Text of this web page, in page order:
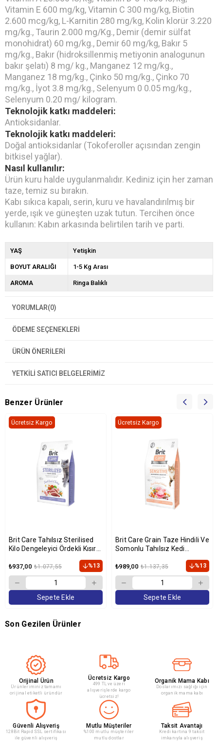
Vitamin E 600 mg/kg, Vitamin C 300 mg/kg, Biotin
2.600 mcg/kg, L-Karnitin 280 mg/kg, Kolin klorür 3.220
mg/kg., Taurin 2.000 mg/Kg., Demir (demir sülfat
monohidrat) 60 mg/kg., Demir 60 mg/kg, Bakır 5
mg/kg., Bakır (hidroksillenmiş metiyonin analogunun
bakır şelatı) 8 mg/ kg., Manganez 12 mg/kg.,
Manganez 18 mg/kg., Çinko 50 mg/kg., Çinko 70
mg/kg., İyot 3.8 mg/kg., Selenyum 0 0.05 mg/kg.,
Selenyum 0.20 mg/ kilogram.
Teknolojik katkı maddeleri:
Antioksidanlar.
Teknolojik katkı maddeleri:
Doğal antioksidanlar (Tokoferoller açısından zengin
bitkisel yağlar).
Nasıl kullanılır:
Ürün kuru halde uygulanmalıdır. Kediniz için her zaman
taze, temiz su bırakın.
Kabı sıkıca kapalı, serin, kuru ve havalandırılmış bir
yerde, ışık ve güneşten uzak tutun. Tercihen önce
kullanın: Kabın arkasında belirtilen tarih ve parti.
YAŞ Yetişkin
BOYUT ARALIĞI 1-5 Kg Arası
AROMA Ringa Balıklı
YORUMLAR(0)
ÖDEME SEÇENEKLERI
ÜRÜN ÖNERILERI
YETKİLİ SATICI BELGELERİMİZ
Benzer Ürünler
Brit Care Tahılsız Sterilised
Kilo Dengeleyici Ördekli Kısır
₺937,00 ₺1.077,55 %13
Ücretsiz Kargo
Sepete Ekle
Brit Care Grain Taze Hindili Ve
Somonlu Tahılsız Kedi
₺989,00 ₺1.137,35 %13
Ücretsiz Kargo
Sepete Ekle
Son Gezilen Ürünler
Orijinal Ürün
Ürünleriminiz tamamı
orijinal etiketli üründür
Ücretsiz Kargo
499 TL ve üzeri
alışverişlerde kargo
ücretsiz!
Organik Mama Kabı
Doslarımızı sağlığı için
organik mama kabı
Güvenli Alışveriş
128Bit Rapid SSL sertifikası
ile güvenli alışveriş
Mutlu Müşteriler
%100 mutlu müşteriler
mutlu dostlar
Taksit Avantajı
Kredi kartına 9 taksit
imkanıyla alışveriş